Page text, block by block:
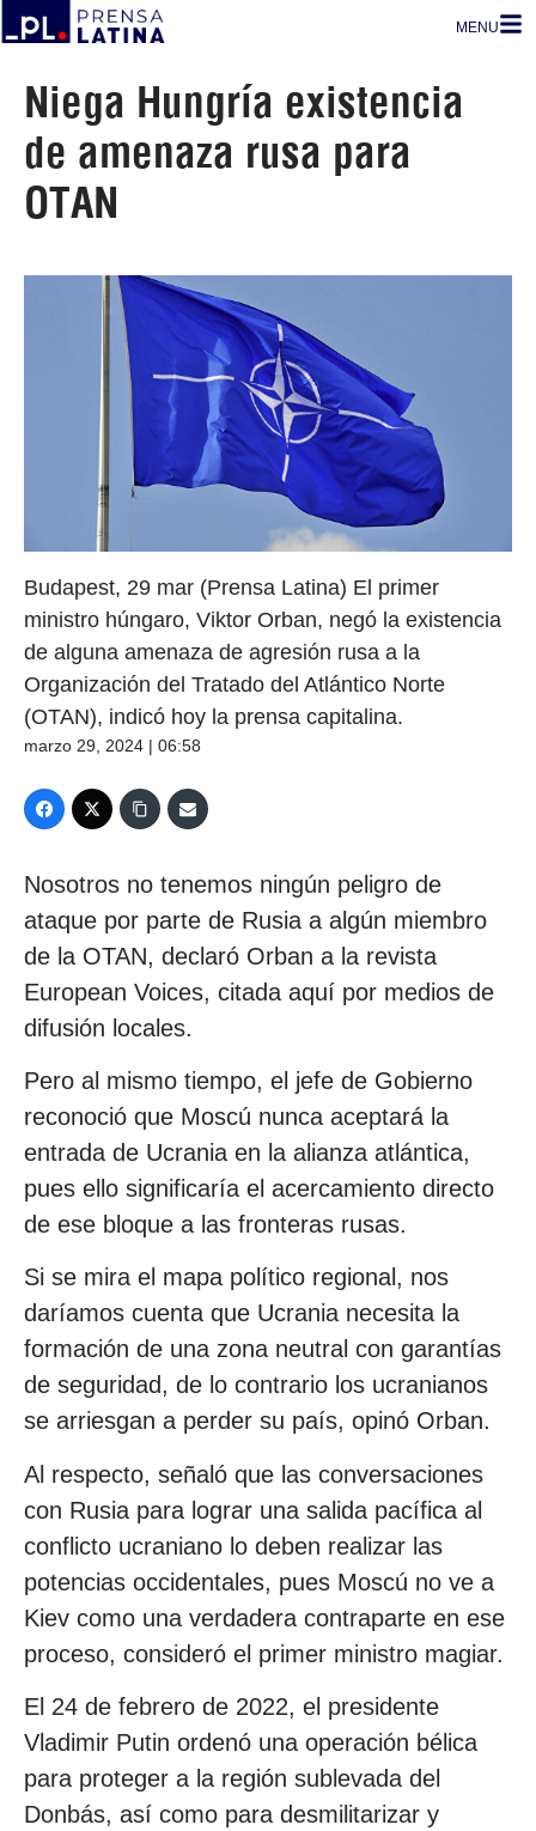
MENU
Niega Hungría existencia
de amenaza rusa para
OTAN
Budapest, 29 mar (Prensa Latina) El primer
ministro húngaro, Viktor Orban, negó la existencia
de alguna amenaza de agresión rusa a la
Organización del Tratado del Atlántico Norte
(OTAN), indicó hoy la prensa capitalina.
marzo 29, 2024 | 06:58
Nosotros no tenemos ningún peligro de
ataque por parte de Rusia a algún miembro
de la OTAN, declaró Orban a la revista
European Voices, citada aquí por medios de
difusión locales.
Pero al mismo tiempo, el jefe de Gobierno
reconoció que Moscú nunca aceptará la
entrada de Ucrania en la alianza atlántica,
pues ello significaría el acercamiento directo
de ese bloque a las fronteras rusas.
Si se mira el mapa político regional, nos
daríamos cuenta que Ucrania necesita la
formación de una zona neutral con garantías
de seguridad, de lo contrario los ucranianos
se arriesgan a perder su país, opinó Orban.
Al respecto, señaló que las conversaciones
con Rusia para lograr una salida pacífica al
conflicto ucraniano lo deben realizar las
potencias occidentales, pues Moscú no ve a
Kiev como una verdadera contraparte en ese
proceso, consideró el primer ministro magiar.
El 24 de febrero de 2022, el presidente
Vladimir Putin ordenó una operación bélica
para proteger a la región sublevada del
Donbás, así como para desmilitarizar y